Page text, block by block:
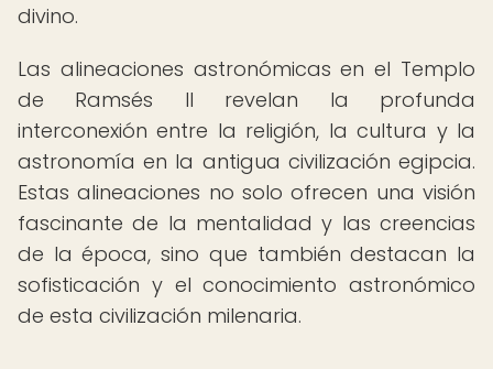
divino.
Las alineaciones astronómicas en el Templo
de Ramsés II revelan la profunda
interconexión entre la religión, la cultura y la
astronomía en la antigua civilización egipcia.
Estas alineaciones no solo ofrecen una visión
fascinante de la mentalidad y las creencias
de la época, sino que también destacan la
sofisticación y el conocimiento astronómico
de esta civilización milenaria.